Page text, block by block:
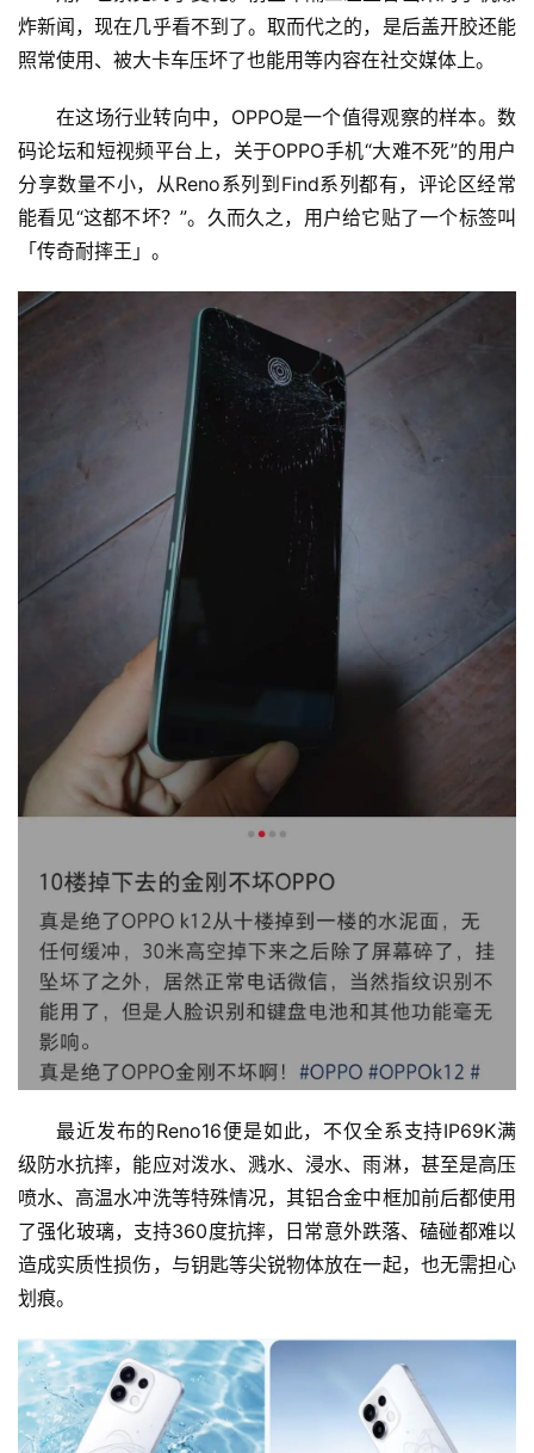
炸新闻，现在几乎看不到了。取而代之的，是后盖开胶还能
照常使用、被大卡车压坏了也能用等内容在社交媒体上。
在这场行业转向中，OPPO是一个值得观察的样本。数
码论坛和短视频平台上，关于OPPO手机“大难不死”的用户
分享数量不小，从Reno系列到Find系列都有，评论区经常
能看见“这都不坏？”。久而久之，用户给它贴了一个标签叫
「传奇耐摔王」。
最近发布的Reno16便是如此，不仅全系支持IP69K满
级防水抗摔，能应对泼水、溅水、浸水、雨淋，甚至是高压
喷水、高温水冲洗等特殊情况，其铝合金中框加前后都使用
了强化玻璃，支持360度抗摔，日常意外跌落、磕碰都难以
造成实质性损伤，与钥匙等尖锐物体放在一起，也无需担心
划痕。